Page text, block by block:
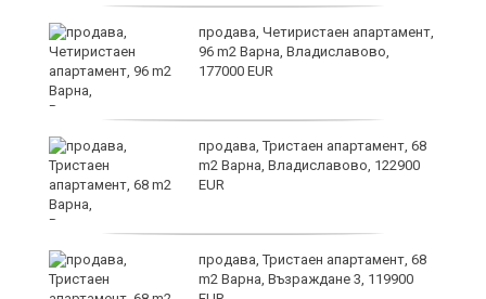
продава, Четиристаен апартамент,
96 m2 Варна, Владиславово,
177000 EUR
продава, Тристаен апартамент, 68
m2 Варна, Владиславово, 122900
EUR
продава, Тристаен апартамент, 68
m2 Варна, Възраждане 3, 119900